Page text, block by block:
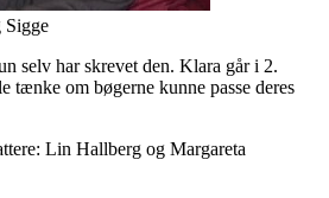
Sigge
selv har skrevet den. Klara går i 2.
tænke om bøgerne kunne passe deres
Lin Hallberg og Margareta